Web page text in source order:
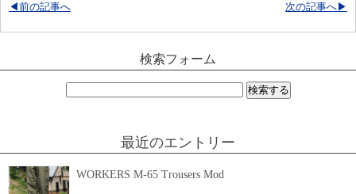
次の記事へ▶
◀前の記事へ
検索フォーム
最近のエントリー
WORKERS M-65 Trousers Mod